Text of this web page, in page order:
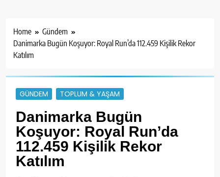
Home
Gündem
Danimarka Bugün Koşuyor: Royal Run’da 112.459 Kişilik Rekor
Katılım
GÜNDEM TOPLUM & YAŞAM
Danimarka Bugün
Koşuyor: Royal Run’da
112.459 Kişilik Rekor
Katılım